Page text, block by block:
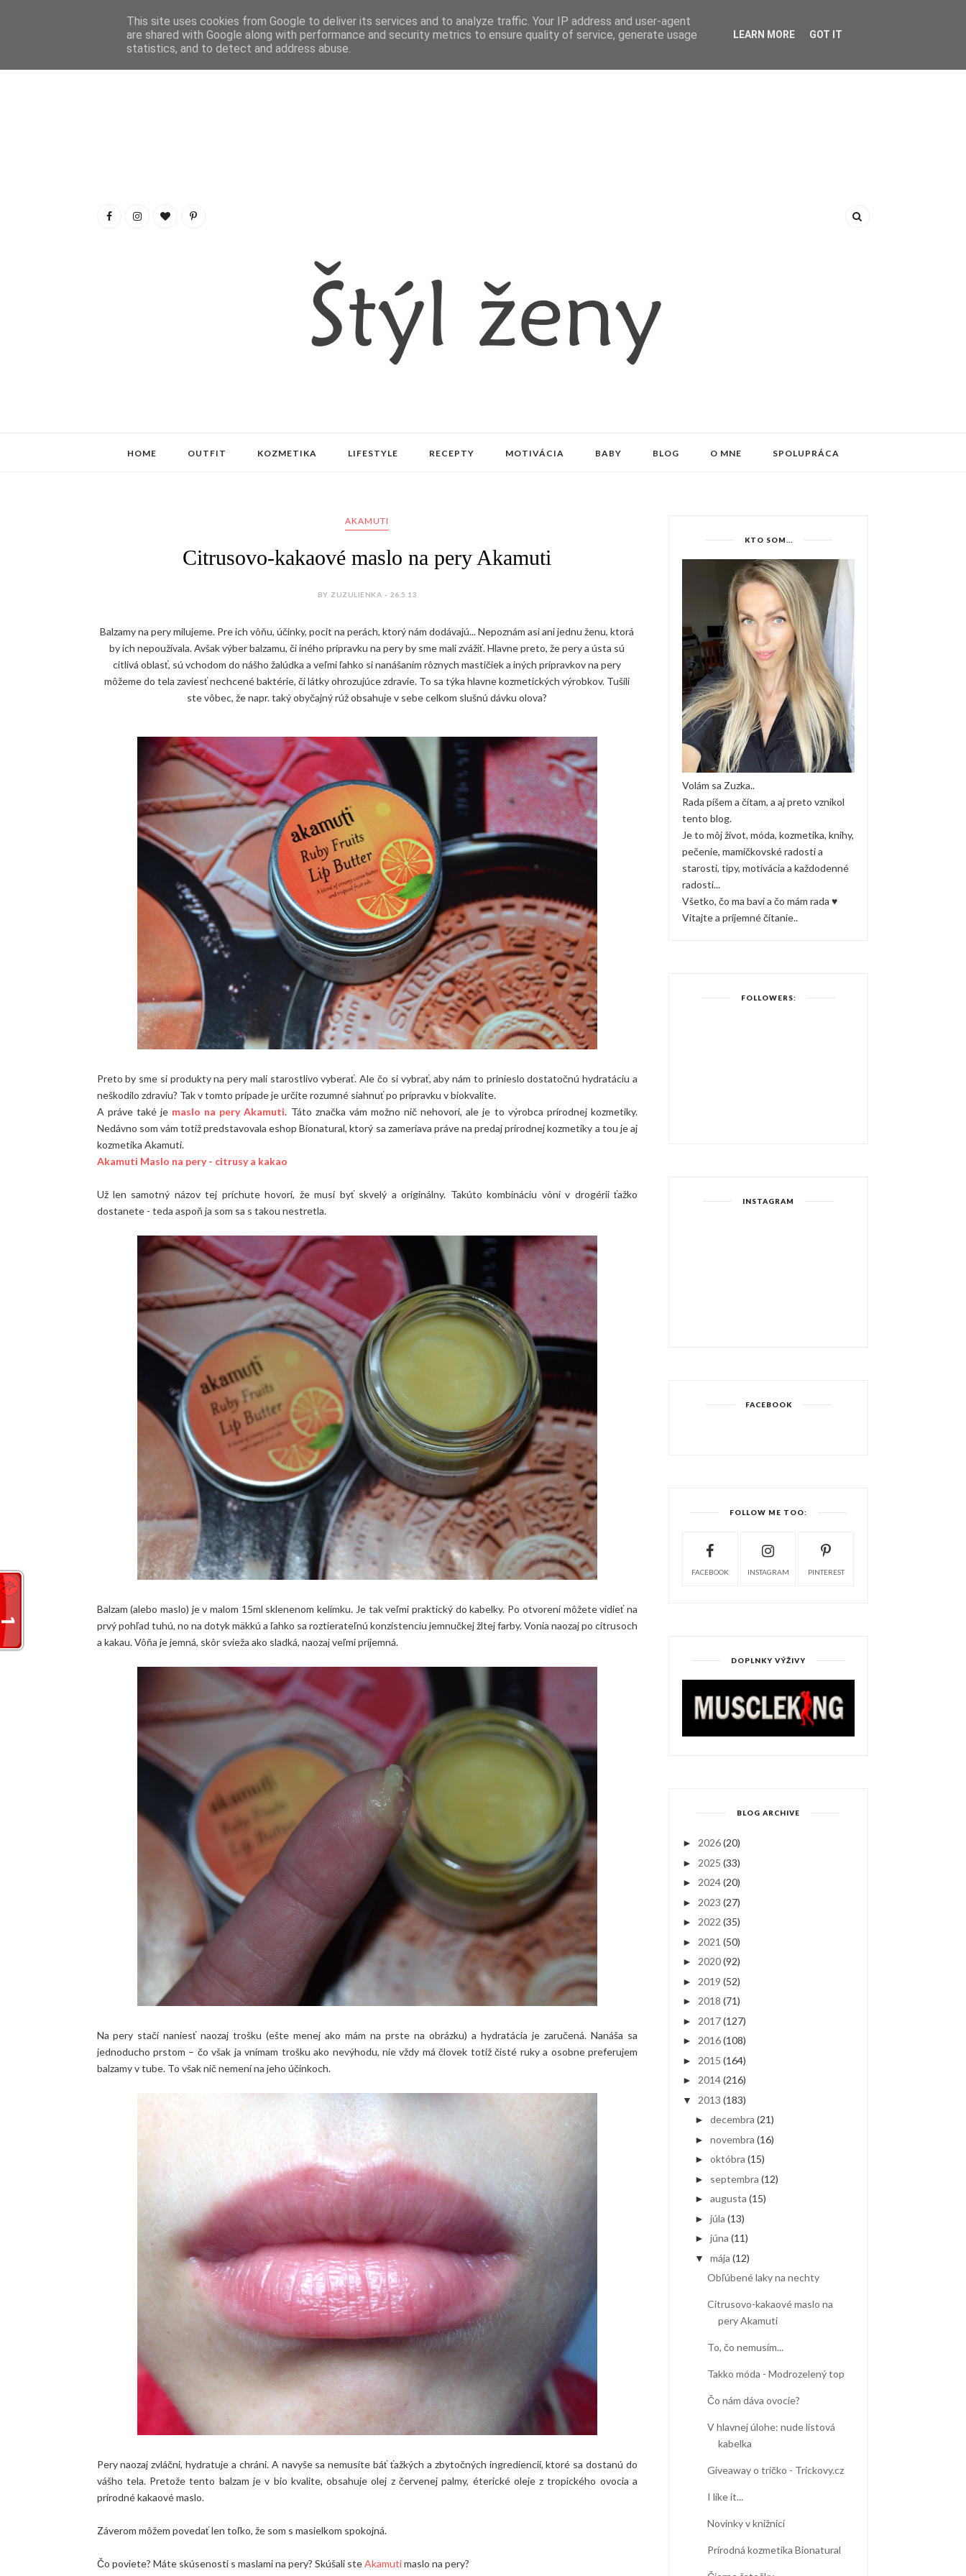
HOME OUTFIT KOZMETIKA LIFESTYLE RECEPTY MOTIVÁCIA BABY BLOG O MNE SPOLUPRÁCA
AKAMUTI
Citrusovo-kakaové maslo na pery Akamuti
BY ZUZULIENKA - 26.5.13
Balzamy na pery milujeme. Pre ich vôňu, účinky, pocit na perách, ktorý nám dodávajú... Nepoznám asi ani jednu ženu, ktorá
by ich nepoužívala. Avšak výber balzamu, či iného prípravku na pery by sme mali zvážiť. Hlavne preto, že pery a ústa sú
citlivá oblasť, sú vchodom do nášho žalúdka a veľmi ľahko si nanášaním rôznych mastičiek a iných prípravkov na pery
môžeme do tela zaviesť nechcené baktérie, či látky ohrozujúce zdravie. To sa týka hlavne kozmetických výrobkov. Tušili
ste vôbec, že napr. taký obyčajný rúž obsahuje v sebe celkom slušnú dávku olova?
Preto by sme si produkty na pery mali starostlivo vyberať. Ale čo si vybrať, aby nám to prinieslo dostatočnú hydratáciu a
neškodilo zdraviu? Tak v tomto prípade je určite rozumné siahnuť po prípravku v biokvalite.
A práve také je maslo na pery Akamuti. Táto značka vám možno nič nehovorí, ale je to výrobca prírodnej kozmetiky.
Nedávno som vám totiž predstavovala eshop Bionatural, ktorý sa zameriava práve na predaj prírodnej kozmetiky a tou je aj
kozmetika Akamuti.
Akamuti Maslo na pery - citrusy a kakao
Už len samotný názov tej príchute hovorí, že musí byť skvelý a originálny. Takúto kombináciu vôní v drogérii ťažko
dostanete - teda aspoň ja som sa s takou nestretla.
Balzam (alebo maslo) je v malom 15ml sklenenom kelímku. Je tak veľmi praktický do kabelky. Po otvorení môžete vidieť na
prvý pohľad tuhú, no na dotyk mäkkú a ľahko sa roztierateľnú konzistenciu jemnučkej žltej farby. Vonia naozaj po citrusoch
a kakau. Vôňa je jemná, skôr svieža ako sladká, naozaj veľmi príjemná.
Na pery stačí naniesť naozaj trošku (ešte menej ako mám na prste na obrázku) a hydratácia je zaručená. Nanáša sa
jednoducho prstom – čo však ja vnímam trošku ako nevýhodu, nie vždy má človek totiž čisté ruky a osobne preferujem
balzamy v tube. To však nič nemení na jeho účinkoch.
Pery naozaj zvláčni, hydratuje a chráni. A navyše sa nemusíte báť ťažkých a zbytočných ingrediencií, ktoré sa dostanú do
vášho tela. Pretože tento balzam je v bio kvalite, obsahuje olej z červenej palmy, éterické oleje z tropického ovocia a
prírodné kakaové maslo.
Záverom môžem povedať len toľko, že som s masielkom spokojná.
Čo poviete? Máte skúsenosti s maslami na pery? Skúšali steAkamutimaslo na pery?
KTO SOM...
Volám sa Zuzka..
Rada píšem a čítam, a aj preto vznikol
tento blog.
Je to môj život, móda, kozmetika, knihy,
pečenie, mamičkovské radosti a
starosti, tipy, motivácia a každodenné
radosti...
Všetko, čo ma baví a čo mám rada ♥
Vitajte a príjemné čítanie..
FOLLOWERS:
INSTAGRAM
FACEBOOK
FOLLOW ME TOO:
FACEBOOK INSTAGRAM PINTEREST
DOPLNKY VÝŽIVY
BLOG ARCHIVE
► 2026(20)
► 2025 (33)
► 2024(20)
► 2023 (27)
► 2022 (35)
► 2021 (50)
► 2020(92)
► 2019 (52)
► 2018 (71)
► 2017(127)
► 2016(108)
► 2015 (164)
► 2014(216)
▼ 2013 (183)
► decembra (21)
► novembra (16)
► októbra (15)
► septembra (12)
► augusta (15)
► júla (13)
► júna (11)
▼ mája (12)
Obľúbené laky na nechty
Citrusovo-kakaové maslo na
pery Akamuti
To, čo nemusím...
Takko móda - Modrozelený top
Čo nám dáva ovocie?
V hlavnej úlohe: nude listová
kabelka
Giveaway o tričko - Trickovy.cz
I like it...
Novinky v knižnici
Prírodná kozmetika Bionatural
This site uses cookies from Google to deliver its services and to analyze traffic. Your IP address and user-agent
are shared with Google along with performance and security metrics to ensure quality of service, generate usage
statistics, and to detect and address abuse.
LEARN MORE GOT IT